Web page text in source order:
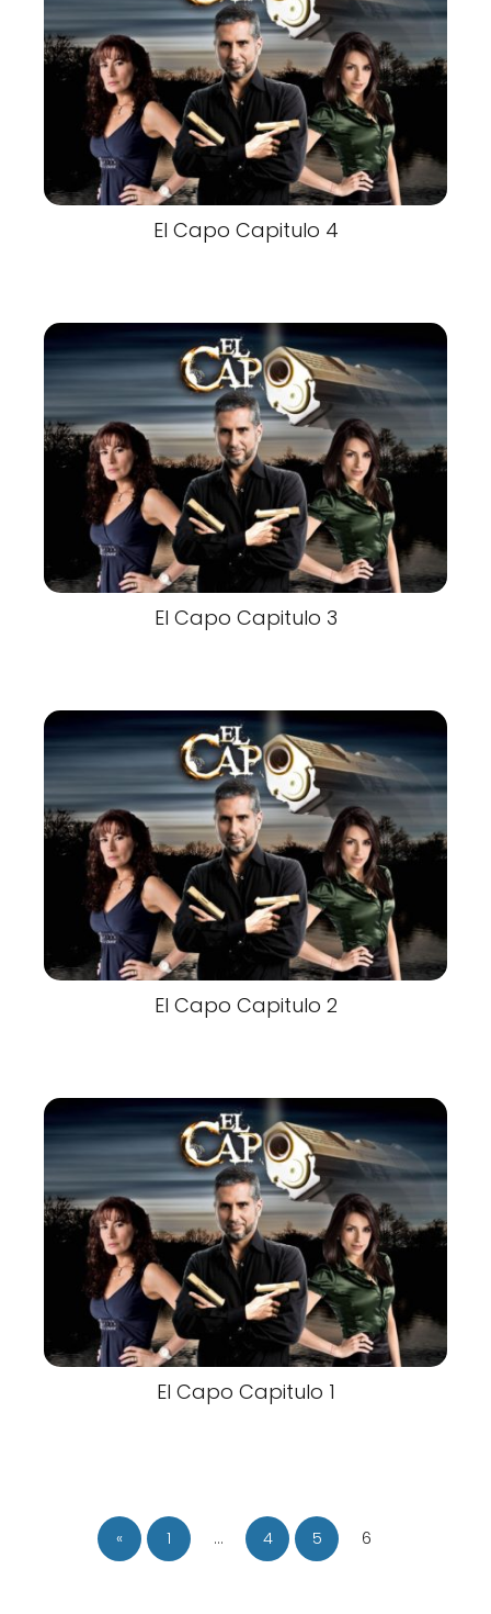
El Capo Capitulo 4
El Capo Capitulo 3
El Capo Capitulo 2
El Capo Capitulo 1
« 1 … 4 5 6